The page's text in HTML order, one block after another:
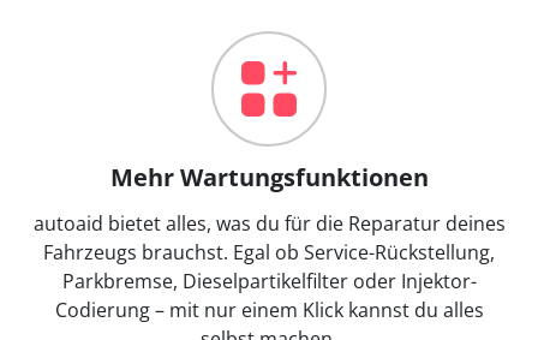
Mehr Wartungsfunktionen
autoaid bietet alles, was du für die Reparatur deines
Fahrzeugs brauchst. Egal ob Service-Rückstellung,
Parkbremse, Dieselpartikelfilter oder Injektor-
Codierung – mit nur einem Klick kannst du alles